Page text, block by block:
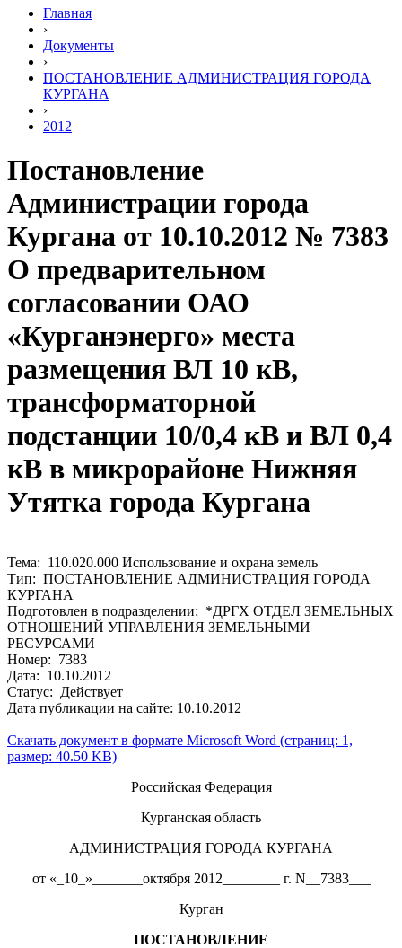
Главная
›
Документы
›
ПОСТАНОВЛЕНИЕ АДМИНИСТРАЦИЯ ГОРОДА
КУРГАНА
›
2012
Постановление
Администрации города
Кургана от 10.10.2012 № 7383
О предварительном
согласовании ОАО
«Курганэнерго» места
размещения ВЛ 10 кВ,
трансформаторной
подстанции 10/0,4 кВ и ВЛ 0,4
кВ в микрорайоне Нижняя
Утятка города Кургана
Тема: 110.020.000 Использование и охрана земель
Тип: ПОСТАНОВЛЕНИЕ АДМИНИСТРАЦИЯ ГОРОДА
КУРГАНА
Подготовлен в подразделении: *ДРГХ ОТДЕЛ ЗЕМЕЛЬНЫХ
ОТНОШЕНИЙ УПРАВЛЕНИЯ ЗЕМЕЛЬНЫМИ
РЕСУРСАМИ
Номер: 7383
Дата: 10.10.2012
Статус: Действует
Дата публикации на сайте: 10.10.2012
Скачать документ в формате Microsoft Word (страниц: 1,
размер: 40.50 KB)
Российская Федерация
Курганская область
АДМИНИСТРАЦИЯ ГОРОДА КУРГАНА
от «_10_»_______октября 2012________ г. N__7383___
Курган
ПОСТАНОВЛЕНИЕ